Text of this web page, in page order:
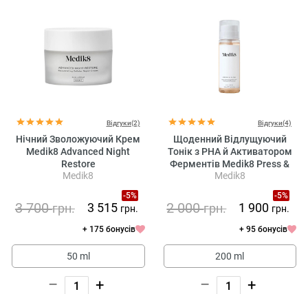
Відгуки(2)
Нічний Зволожуючий Крем
Medik8 Advanced Night
Restore
Medik8
-5%
3 700грн. 3 515 грн.
+ 175 бонусів
50 ml
– +
Відгуки(4)
Щоденний Відлущуючий
Тонік з PHA й Активатором
Ферментів Medik8 Press &
Glow
Medik8
-5%
2 000грн. 1 900 грн.
+ 95 бонусів
200 ml
– +